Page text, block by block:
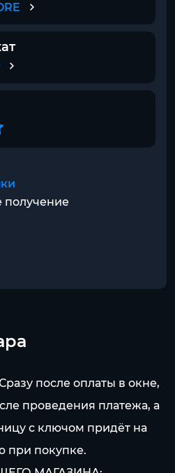
получение
после оплаты в окне,
проведения платежа, а
с ключом придёт на
при покупке.